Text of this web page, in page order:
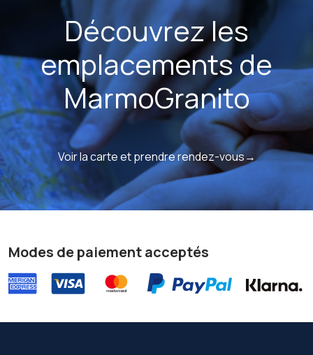
Découvrez les
emplacements de
MarmoGranito
Voir la carte et prendre rendez-vous→
Modes de paiement acceptés